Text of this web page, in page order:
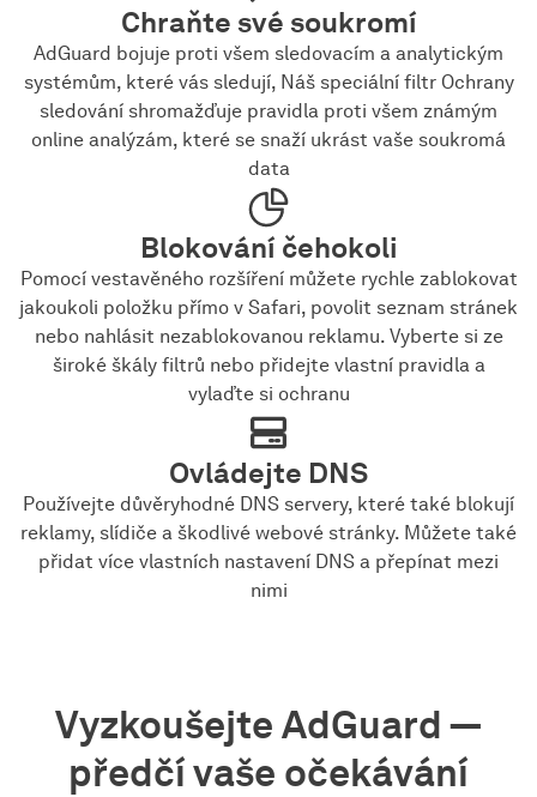
Chraňte své soukromí
AdGuard bojuje proti všem sledovacím a analytickým
systémům, které vás sledují, Náš speciální filtr Ochrany
sledování shromažďuje pravidla proti všem známým
online analýzám, které se snaží ukrást vaše soukromá
data
Blokování čehokoli
Pomocí vestavěného rozšíření můžete rychle zablokovat
jakoukoli položku přímo v Safari, povolit seznam stránek
nebo nahlásit nezablokovanou reklamu. Vyberte si ze
široké škály filtrů nebo přidejte vlastní pravidla a
vylaďte si ochranu
Ovládejte DNS
Používejte důvěryhodné DNS servery, které také blokují
reklamy, slídiče a škodlivé webové stránky. Můžete také
přidat více vlastních nastavení DNS a přepínat mezi
nimi
Vyzkoušejte AdGuard —
předčí vaše očekávání